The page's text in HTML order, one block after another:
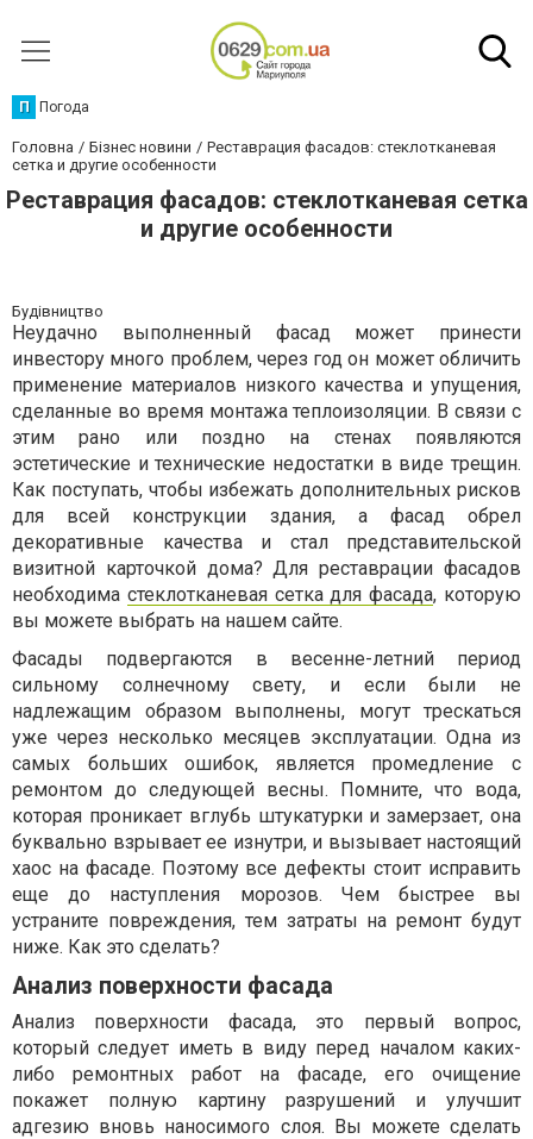
П Погода
Головна Бізнес новини
Реставрация фасадов: стеклотканевая
сетка и другие особенности
Реставрация фасадов: стеклотканевая сетка
и другие особенности
Будівництво
Неудачно выполненный фасад может принести
инвестору много проблем, через год он может обличить
применение материалов низкого качества и упущения,
сделанные во время монтажа теплоизоляции. В связи с
этим рано или поздно на стенах появляются
эстетические и технические недостатки в виде трещин.
Как поступать, чтобы избежать дополнительных рисков
для всей конструкции здания, а фасад обрел
декоративные качества и стал представительской
визитной карточкой дома? Для реставрации фасадов
необходима стеклотканевая сетка для фасада, которую
вы можете выбрать на нашем сайте.
Фасады подвергаются в весенне-летний период
сильному солнечному свету, и если были не
надлежащим образом выполнены, могут трескаться
уже через несколько месяцев эксплуатации. Одна из
самых больших ошибок, является промедление с
ремонтом до следующей весны. Помните, что вода,
которая проникает вглубь штукатурки и замерзает, она
буквально взрывает ее изнутри, и вызывает настоящий
хаос на фасаде. Поэтому все дефекты стоит исправить
еще до наступления морозов. Чем быстрее вы
устраните повреждения, тем затраты на ремонт будут
ниже. Как это сделать?
Анализ поверхности фасада
Анализ поверхности фасада, это первый вопрос,
который следует иметь в виду перед началом каких-
либо ремонтных работ на фасаде, его очищение
покажет полную картину разрушений и улучшит
адгезию вновь наносимого слоя. Вы можете сделать